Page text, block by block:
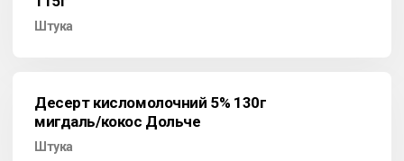
Штука
Десерт кисломолочний 5% 130г
мигдаль/кокос Дольче
Штука